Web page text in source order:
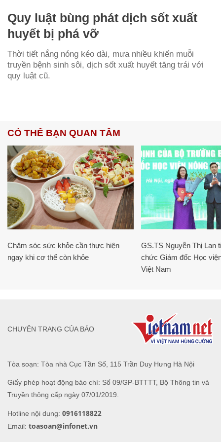
Quy luật bùng phát dịch sốt xuất
huyết bị phá vỡ
Thời tiết nắng nóng kéo dài, mưa nhiều khiến muỗi
truyền bệnh sinh sôi, dịch sốt xuất huyết tăng trái với
quy luật cũ.
CÓ THỂ BẠN QUAN TÂM
Chăm sóc sức khỏe cần thực hiện
ngay khi cơ thể còn khỏe
GS.TS Nguyễn Thị Lan
chức Giám đốc Học
Việt Nam
Tòa soạn: Tòa nhà Cục Tần Số, 115 Trần Duy Hưng Hà Nội
Giấy phép hoạt động báo chí: Số 09/GP-BTTTT, Bộ Thông tin và
Truyền thông cấp ngày 07/01/2019.
Hotline nội dung: 0916118822
Email: toasoan@infonet.vn
CHUYÊN TRANG CỦA BÁO